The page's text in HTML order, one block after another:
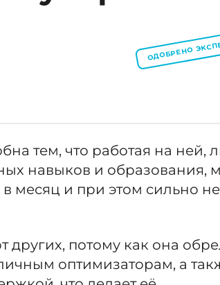
ОДОБРЕНО
тем, что работая на ней,
навыков и образования,
в месяц и при этом сильно не
других, потому как она
оптимизаторам, а